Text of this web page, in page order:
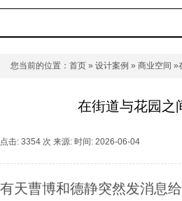
您当前的位置： 首页 » 设计案例 » 商业空间 »
在街道与花园之
点击: 3354 次 来源: 时间: 2026-06-04
有天曹博和德静突然发消息